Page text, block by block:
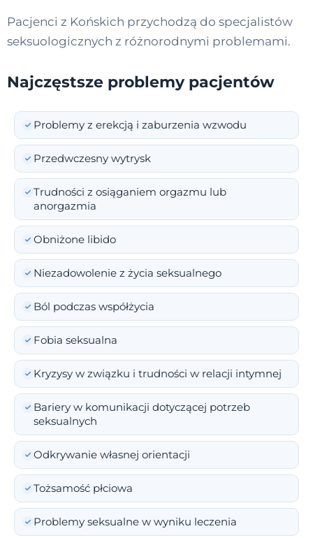
Pacjenci z Końskich przychodzą do specjalistów
seksuologicznych z różnorodnymi problemami.
Najczęstsze problemy pacjentów
Problemy z erekcją i zaburzenia wzwodu
Przedwczesny wytrysk
Trudności z osiąganiem orgazmu lub
anorgazmia
Obniżone libido
Niezadowolenie z życia seksualnego
Ból podczas współżycia
Fobia seksualna
Kryzysy w związku i trudności w relacji intymnej
Bariery w komunikacji dotyczącej potrzeb
seksualnych
Odkrywanie własnej orientacji
Tożsamość płciowa
Problemy seksualne w wyniku leczenia